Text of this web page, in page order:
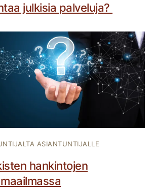
julkisia palveluja?
ASIANTUNTIJALLE
hankintojen